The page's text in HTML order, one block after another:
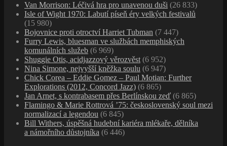
Van Morrison: Léčivá hra pro unavenou duši (26 833)
Isle of Wight 1970: Labutí píseň éry velkých festivalů
(15 980)
Bojovnice proti otroctví Harriet Tubman (7 447)
Furry Lewis, bluesman ve službách memphiských
komunálních služeb (6 969)
Shuggie Otis, acidjazzový věrozvěst (6 952)
Nina Simone, nejvyšší kněžka soulu (6 947)
Chick Corea – Eddie Gomez – Paul Motian: Further
Explorations (2012, Concord Jazz) (6 865)
Jan Arnet, s kontrabasem přes Berlínskou zeď (6 865)
Flamingo & Marie Rottrová ’75: československý soul mezi
normalizací a legendou (6 845)
Bill Withers, úspěšná hudební kariéra mlékaře, dělníka
a námořního důstojníka (6 446)